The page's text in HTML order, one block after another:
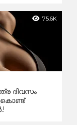
75.6K
ദിവസം